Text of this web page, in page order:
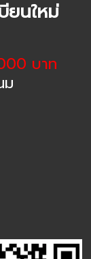
ยนใหม่
บาท
ม